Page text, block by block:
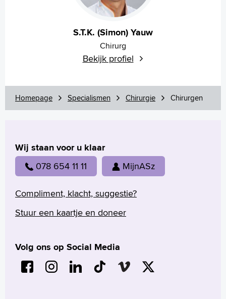
S.T.K. (Simon) Yauw
Chirurg
Bekijk profiel
Homepage Specialismen Chirurgie Chirurgen
Wij staan voor u klaar
078 654 11 11 MijnASz
Compliment, klacht, suggestie?
Stuur een kaartje en doneer
Volg ons op Social Media